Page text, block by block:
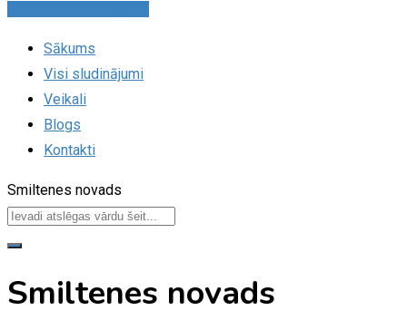
Sākums
Visi sludinājumi
Veikali
Blogs
Kontakti
Smiltenes novads
Smiltenes novads